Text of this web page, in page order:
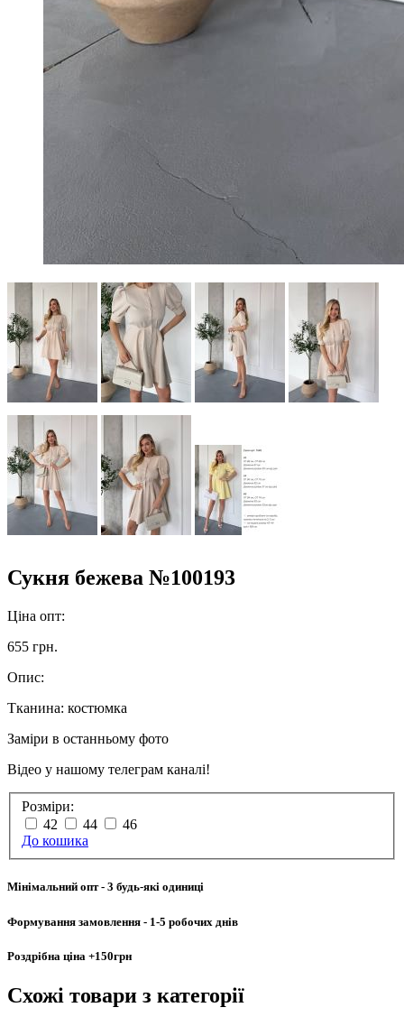
Сукня бежева №100193
Ціна опт:
655 грн.
Опис:
Тканина: костюмка
Заміри в останньому фото
Відео у нашому телеграм каналі!
Розміри:
42
44
46
До кошика
Мінімальний опт- 3 будь-які одиниці
Формування замовлення - 1-5 робочих днів
Роздрібна ціна +150грн
Схожі товари з категорії